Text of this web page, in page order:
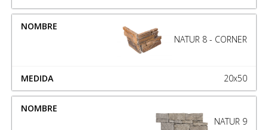
NATUR 8 - CORNER
20x50
NATUR 9